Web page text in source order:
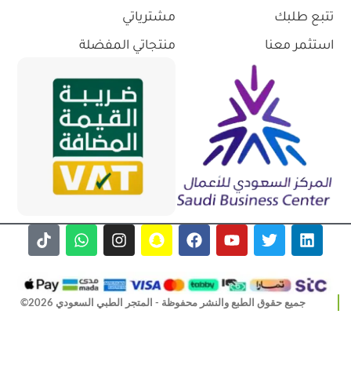
تتبع طلبك
استثمر معنا
مشترياتي
منتجاتي المفضلة
جميع حقوق الطبع والنشر محفوظة - المتجر الطبي السعودي 2026©